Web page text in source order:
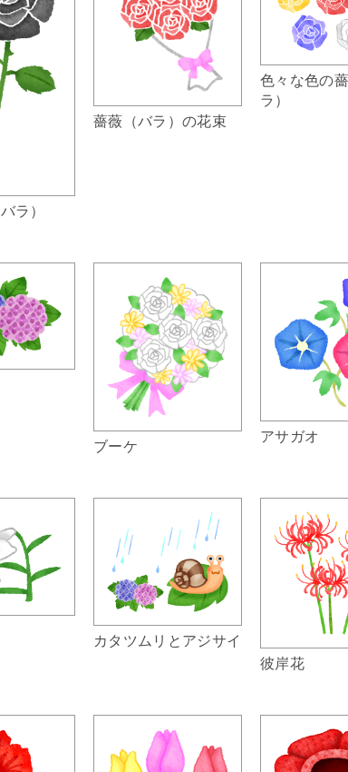
ラ）
薔薇（バラ）の花束
色々な色の
ラ）
ブーケ アサガオ
カタツムリとアジサイ
彼岸花